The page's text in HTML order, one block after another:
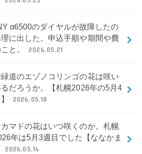
α6500のダイヤルが故障したの
に出した。申込手順や期間や費
と。
2026.05.21
道のエゾノコリンゴの花は咲い
だろうか。【札幌2026年の5月4
2026.05.18
マドの花はいつ咲くのか。札幌
年は5月3週目でした【ななかま
2026.05.14